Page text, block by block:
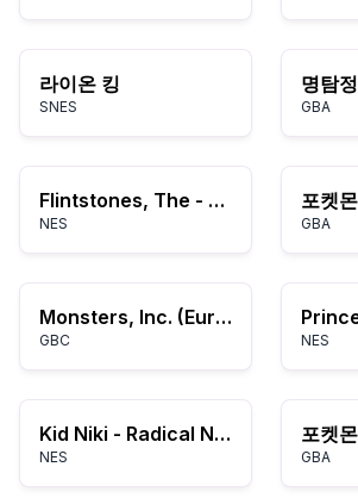
라이온 킹
SNES GBA
Flintstones, The - The Rescue of Dino & Hoppy (USA)
NES GBA
Monsters, Inc. (Europe) (En,Fr,It)
GBC NES
Kid Niki - Radical Ninja (USA)
NES
포켓
GBA